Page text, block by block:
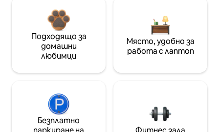
Подходящо за
домашни
любимци
Място, удобно за
работа с лаптоп
Безплатно